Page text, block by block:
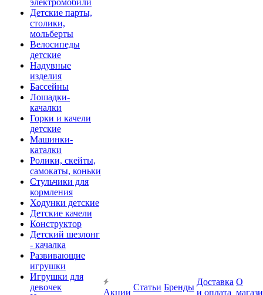
электромобили
Детские парты,
столики,
мольберты
Велосипеды
детские
Надувные
изделия
Бассейны
Лошадки-
качалки
Горки и качели
детские
Машинки-
каталки
Ролики, скейты,
самокаты, коньки
Стульчики для
кормления
Ходунки детские
Детские качели
Конструктор
Детский шезлонг
- качалка
Развивающие
игрушки
Игрушки для
девочек
Акции
Статьи Бренды
Доставка
и оплата
О